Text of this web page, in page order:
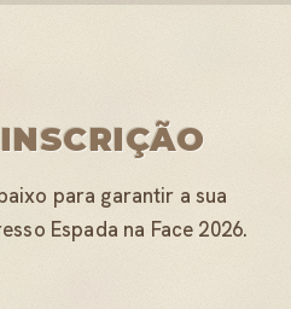
para garantir a sua
Espada na Face 2026.